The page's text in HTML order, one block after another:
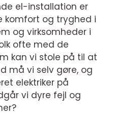
el-installation er
komfort og tryghed i
og virksomheder i
ofte med de
kan vi stole på til at
må vi selv gøre, og
elektriker på
vi dyre fejl og